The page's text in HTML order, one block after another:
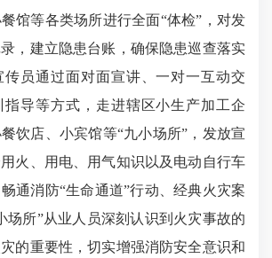
馆等各类场所进行全面“体检”，对发
，建立隐患台账，确保隐患巡查落实
传员通过面对面宣讲、一对一互动交
指导等方式，走进辖区小生产加工企
饮店、小宾馆等“九小场所”，发放宣
火、用电、用气知识以及电动自行车
通消防“生命通道”行动、经典火灾案
场所”从业人员深刻认识到火灾事故的
的重要性，切实增强消防安全意识和